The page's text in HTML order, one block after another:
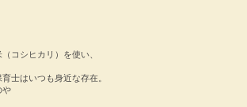
コシヒカリ）を使い、
士はいつも身近な存在。
や